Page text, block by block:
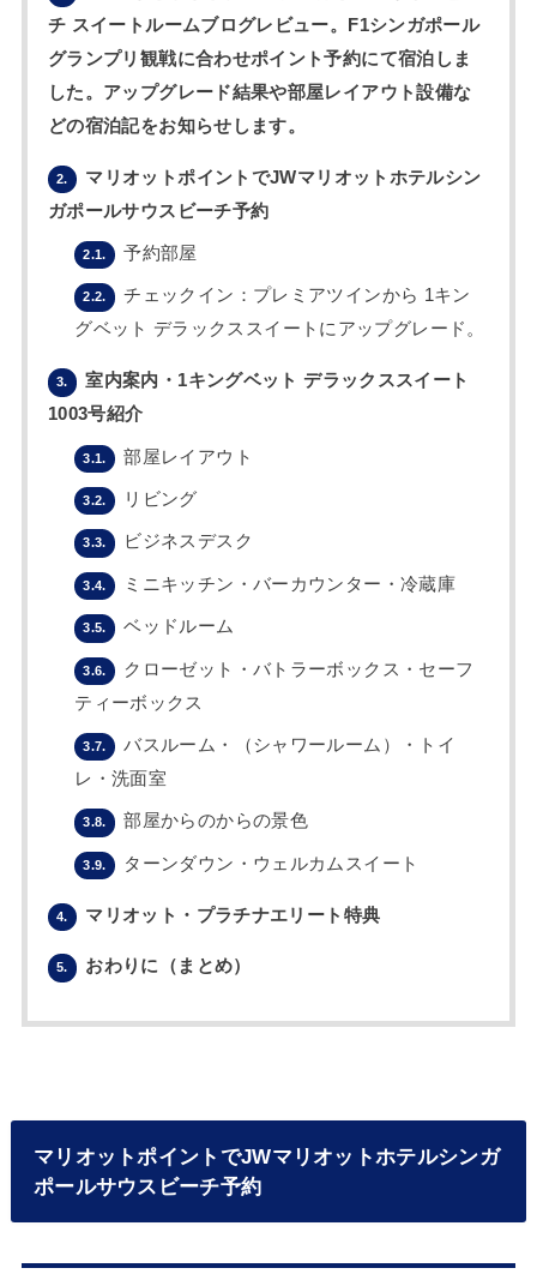
チ スイートルームブログレビュー。F1シンガポール
グランプリ観戦に合わせポイント予約にて宿泊しま
した。アップグレード結果や部屋レイアウト設備な
どの宿泊記をお知らせします。
2.
マリオットポイントでJWマリオットホテルシン
ガポールサウスビーチ予約
2.1. 予約部屋
2.2.
チェックイン：プレミアツインから 1キン
グベット デラックススイートにアップグレード。
3.
室内案内・1キングベット デラックススイート
1003号紹介
3.1. 部屋レイアウト
3.2. リビング
3.3. ビジネスデスク
3.4. ミニキッチン・バーカウンター・冷蔵庫
3.5. ベッドルーム
3.6.
クローゼット・バトラーボックス・セーフ
ティーボックス
3.7.
バスルーム・（シャワールーム）・トイ
レ・洗面室
3.8. 部屋からのからの景色
3.9. ターンダウン・ウェルカムスイート
4. マリオット・プラチナエリート特典
5. おわりに（まとめ）
マリオットポイントでJWマリオットホテルシンガ
ポールサウスビーチ予約